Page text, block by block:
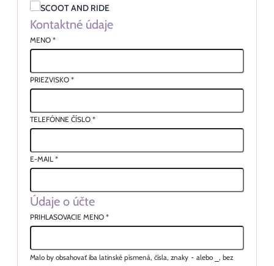
SCOOT AND RIDE
Kontaktné údaje
MENO *
PRIEZVISKO *
TELEFÓNNE ČÍSLO *
E-MAIL *
Údaje o účte
PRIHLASOVACIE MENO *
Malo by obsahovať iba latinské písmená, čísla, znaky - alebo
, bez